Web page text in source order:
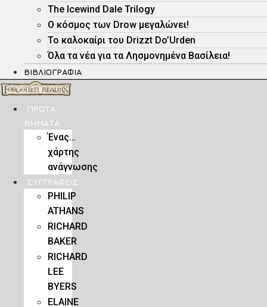
The Icewind Dale Trilogy
O κόσμος των Drow μεγαλώνει!
To καλοκαίρι του Drizzt Do’Urden
Όλα τα νέα για τα Λησμονημένα Βασίλεια!
ΒΙΒΛΙΟΓΡΑΦΊΑ
ΠΡΏΤΑ
ΒΉΜΑΤΑ
Ένας…
χάρτης
ανάγνωσης
ΣΥΓΓΡΑΦΕΊΣ
PHILIP
ATHANS
RICHARD
BAKER
RICHARD
LEE
BYERS
ELAINE